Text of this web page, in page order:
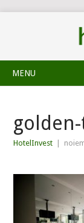
MENU
HotelInvest